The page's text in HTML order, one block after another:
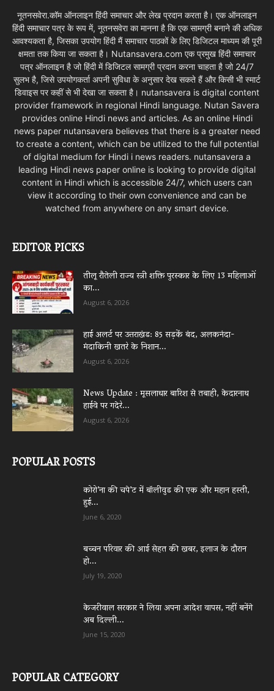
नूतनसवेरा.कॉम ऑनलाइन हिंदी समाचार और लेख प्रदान करता है। एक ऑनलाइन
हिंदी समाचार पत्र के रूप में, नूतनसवेरा का मानना है कि एक सामग्री बनाने की अधिक
आवश्यकता है, जिसका उपयोग हिंदी मैं समाचार पाठकों के लिए डिजिटल माध्यम की पूरी
क्षमता तक किया जा सकता है। Nutansavera.com एक प्रमुख हिंदी समाचार
पत्र ऑनलाइन है जो हिंदी में डिजिटल सामग्री प्रदान करना चाहता है जो 24/7
सुलभ है, जिसे उपयोगकर्ता अपनी सुविधा के अनुसार देख सकते हैं और किसी भी स्मार्ट
डिवाइस पर कहीं से भी देखा जा सकता है। nutansavera is digital content
provider framework in regional Hindi language. Nutan Savera
provides online Hindi news and articles. As an online Hindi
news paper nutansavera believes that there is a greater need
to create a content, which can be utilized to the full potential
of digital medium for Hindi i news readers. nutansavera a
leading Hindi news paper online is looking to provide digital
content in Hindi which is accessible 24/7, which users can
view it according to their own convenience and can be
watched from anywhere on any smart device.
EDITOR PICKS
तीलू रौतेली राज्य स्त्री शक्ति पुरस्कार के लिए 13 महिलाओं
का...
August 6, 2026
हाई अलर्ट पर उत्तराखंड: 85 सड़कें बंद, अलकनंदा-
मंदाकिनी खतरे के निशान...
August 6, 2026
News Update : मूसलाधार बारिश से तबाही, केदारनाथ
हाईवे पर गदेरे...
August 6, 2026
POPULAR POSTS
कोरो’ना की चपे’ट में बॉलीवुड की एक और महान हस्ती,
हुई...
June 6, 2020
बच्चन परिवार की आई सेहत की खबर, इलाज के दौरान
हो...
July 19, 2020
केजरीवाल सरकार ने लिया अपना आदेश वापस, नहीं बनेंगे
अब दिल्ली...
June 15, 2020
POPULAR CATEGORY